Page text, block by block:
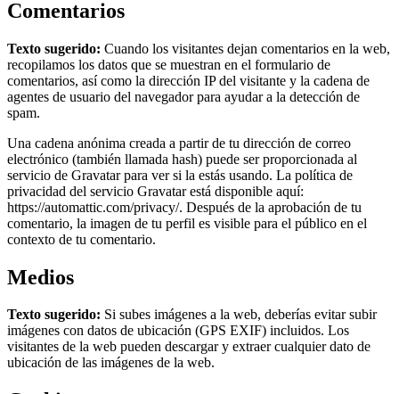
Comentarios
Texto sugerido: Cuando los visitantes dejan comentarios en la web,
recopilamos los datos que se muestran en el formulario de
comentarios, así como la dirección IP del visitante y la cadena de
agentes de usuario del navegador para ayudar a la detección de
spam.
Una cadena anónima creada a partir de tu dirección de correo
electrónico (también llamada hash) puede ser proporcionada al
servicio de Gravatar para ver si la estás usando. La política de
privacidad del servicio Gravatar está disponible aquí:
https://automattic.com/privacy/. Después de la aprobación de tu
comentario, la imagen de tu perfil es visible para el público en el
contexto de tu comentario.
Medios
Texto sugerido: Si subes imágenes a la web, deberías evitar subir
imágenes con datos de ubicación (GPS EXIF) incluidos. Los
visitantes de la web pueden descargar y extraer cualquier dato de
ubicación de las imágenes de la web.